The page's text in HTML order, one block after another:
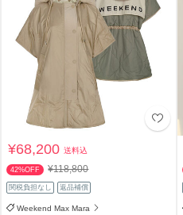
¥68,200送料込
42%OFF ¥118,800
関税負担なし 返品補償
Weekend Max Mara